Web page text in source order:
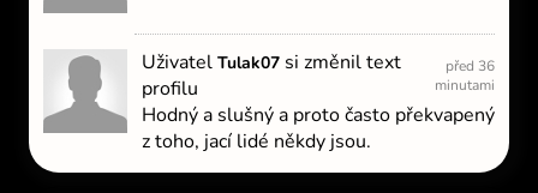
Uživatel Tulak07 si změnil text
profilu
před 36
minutami
Hodný a slušný a proto často překvapený
z toho, jací lidé někdy jsou.